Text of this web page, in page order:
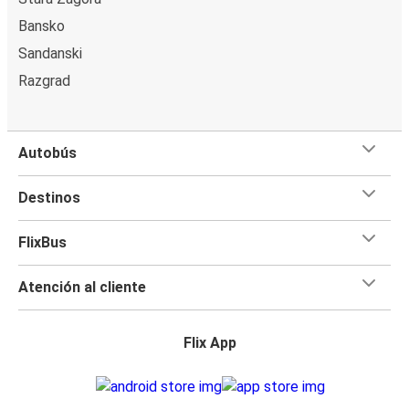
Bansko
Sandanski
Razgrad
Autobús
Destinos
FlixBus
Atención al cliente
Flix App